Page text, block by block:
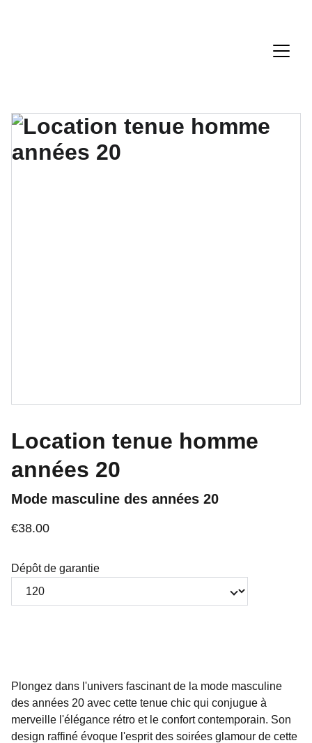
Location tenue homme
années 20
Mode masculine des années 20
€38.00
Dépôt de garantie
Plongez dans l'univers fascinant de la mode masculine
des années 20 avec cette tenue chic qui conjugue à
merveille l'élégance rétro et le confort contemporain. Son
design raffiné évoque l'esprit des soirées glamour de cette